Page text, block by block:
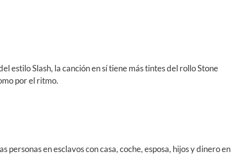
estilo Slash, la canción en sí tiene más tintes del rollo Stone
por el ritmo.
en esclavos con casa, coche, esposa, hijos y dinero en